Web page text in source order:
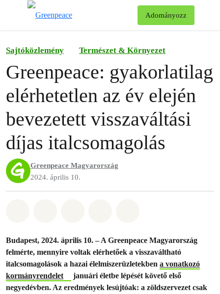
Adományozz
Sajtóközlemény Természet & Környezet
Greenpeace: gyakorlatilag
elérhetetlen az év elején
bevezetett visszaváltási
díjas italcsomagolás
Greenpeace Magyarország
2024. április 10.
Budapest, 2024. április 10. – A Greenpeace Magyarország
felmérte, mennyire voltak elérhetőek a visszaváltható
italcsomagolások a hazai élelmiszerüzletekben a vonatkozó
kormányrendelet
januári életbe lépését követő első
negyedévben. Az eredmények lesújtóak: a zöldszervezet csak